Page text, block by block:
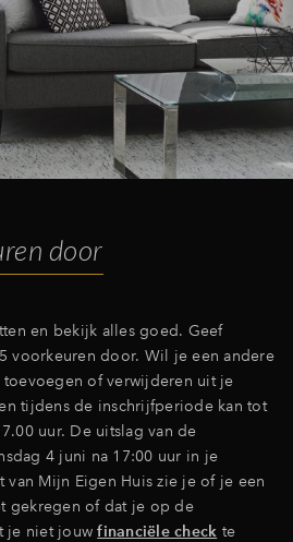
door
en bekijk alles goed. Geef
voorkeuren door. Wil je een andere
of verwijderen uit je
tijdens de inschrijfperiode kan tot
uur. De uitslag van de
4 juni na 17:00 uur in je
van Mijn Eigen Huis zie je of je een
gekregen of dat je op de
je niet jouwfinanciële check te